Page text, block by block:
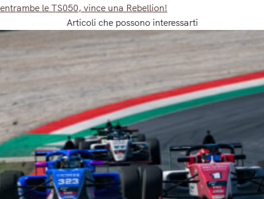
entrambe le TS050, vince una Rebellion!
Articoli che possono interessarti